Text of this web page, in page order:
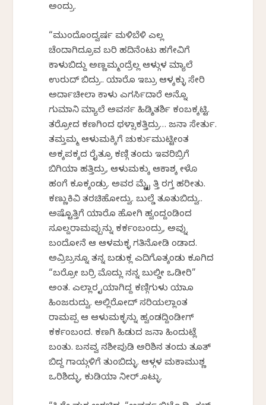
ಅಂದ್ರು.
“ಮುಂದೊಂದ್ವರ್ಷ ಮಳಿಬೆಳಿ ಎಲ್ಲ
ಚೆಂದಾಗಿದ್ರೂವ ಬರಿ ಹದಿನೆಂಟು ಹಗೇವಿಗೆ
ಕಾಳುಬಿದ್ದು ಅಣ್ಣಮ್ಮಂದ್ರೆಲ್ಲ ಆಳ್ಗುಳ ಮ್ಯಾಲೆ
ಉರುದ್ ಬಿದ್ರು.. ಯಾರೊ ಇಬ್ರು ಆಳ್ಕಕ್ಳು ಸೇರಿ
ಅರ್ದಾಚೀಲಾ ಕಾಳು ಎಗರ್ಸಿದಾರೆ ಅನ್ನೊ
ಗುಮಾನಿ ಮ್ಯಾಲೆ ಅವರ್ನ ಹಿಡ್ಶಿತರ್ಶಿ ಕಂಬಕ್ಕಟ್ಟಿ.
ತರ್ರೋದ ಕಣಗಿಂದ ಥಳ್ಸಾಕತ್ತಿದ್ರು… ಜನಾ ಸೇರ್ತು.
ತಮ್ತಮ್ಮ ಆಳುಮಕ್ಕಿಗೆ ಚುರ್ಕುಮುಟ್ಟೀಂತ
ಅಕ್ಕಪಕ್ಕದ ರೈತ್ರೂ ಕಣ್ಗಿ ತಂದು ಇವರಿಬ್ರಿಗೆ
ಬಿಗಿಯಾಕೆ ಹತ್ತಿದ್ರು, ಆಳುಮಕ್ಕು ಆಕಾಶಕ್ಕೆ ಕೇಳೊ
ಹಂಗೆ ಕೂಕ್ಕಂಡ್ರು. ಅವರ ಮೈಕೈ ಕೆತ್ತಿ ರಗ್ತ ಹರೀತು.
ಕಣ್ಣುಕಿವಿ ತರಚಿಹೋದ್ವು. ಬುಲ್ಡೆ ತೂತುಬಿದ್ವು..
ಅಷ್ಟೊತ್ತಿಗೆ ಯಾರೊ ಹೋಗಿ ಹ್ವಂದ್ದಂಡಿಂದ
ಸೂಲ್ದರಾಮಪ್ಪುನ್ನು ಕರ್ಕಂಬಂದ್ರು, ಅವ್ನು
ಬಂದೋನೆ ಆ ಆಳಮಕ್ಳ ಗತಿನೋಡಿ ಕೆಂಡಾದ.
ಅವ್ರಿಬ್ರನ್ನೂ ತನ್ನ ಬಡುಕ್ಲ ಎದಿಗೊತ್ಕಂಡು ಕೂಗಿದ
“ಬರ್ರೋ ಬರ್ರಿ ಮೊದ್ಲು ನನ್ನ ಬುಲ್ಡೀ ಒಡೀರಿ”
ಅಂತ. ಎಲ್ಲಾರ ಕೈಯಾಗಿದ್ದ ಕಣ್ಗಿಗುಳು ಯಾಕೊ
ಹಿಂಜರುದ್ವು. ಅಲ್ಲಿರೋದ್ ಸರಿಯಲ್ಲಾಂತ
ರಾಮಪ್ಪ ಆ ಆಳುಮಕ್ಳನ್ನು ಹ್ವಂಡದ್ದಿಂಡೀಗ್
ಕರ್ಕಂಬಂದ. ಕಣಗಿ ಹಿಡುದ ಜನಾ ಹಿಂದುಟ್ಲೆ
ಬಂತು. ಬನವ್ವ ನಶೀಪುಡಿ ಅರಿಶಿನ ತಂದು ತೂತ್
ಬಿದ್ದ ಗಾಯ್ಗಳಿಗೆ ತುಂಬಿದ್ಳು. ಆಳ್ಗಳ ಮಕಾಮುಶ್ಣ
ಒರಿಶಿದ್ಳು, ಕುಡಿಯಾಕೆ ನೀರ್ ಕೊಟ್ಳು.